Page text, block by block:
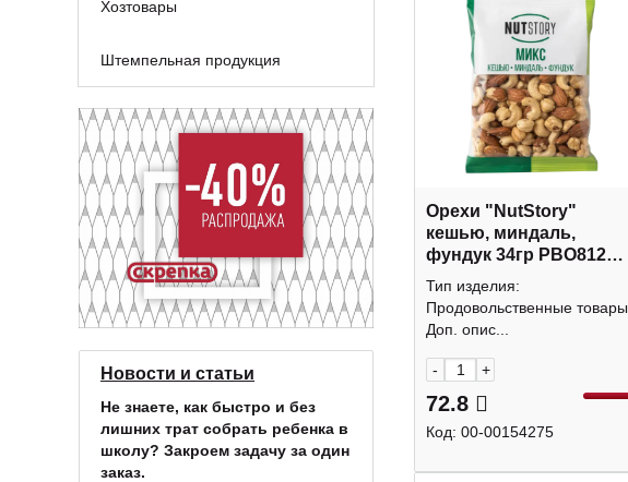
Хозтовары
Штемпельная продукция
Новости и статьи
Не знаете, как быстро и без
лишних трат собрать ребенка в
школу? Закроем задачу за один
заказ.
Орехи "NutStory"
кешью, миндаль,
фундук 34гр РВО812
КДВ
Тип изделия:
Продовольственные товары
Доп. опис...
- +
72.8
Код: 00-00154275